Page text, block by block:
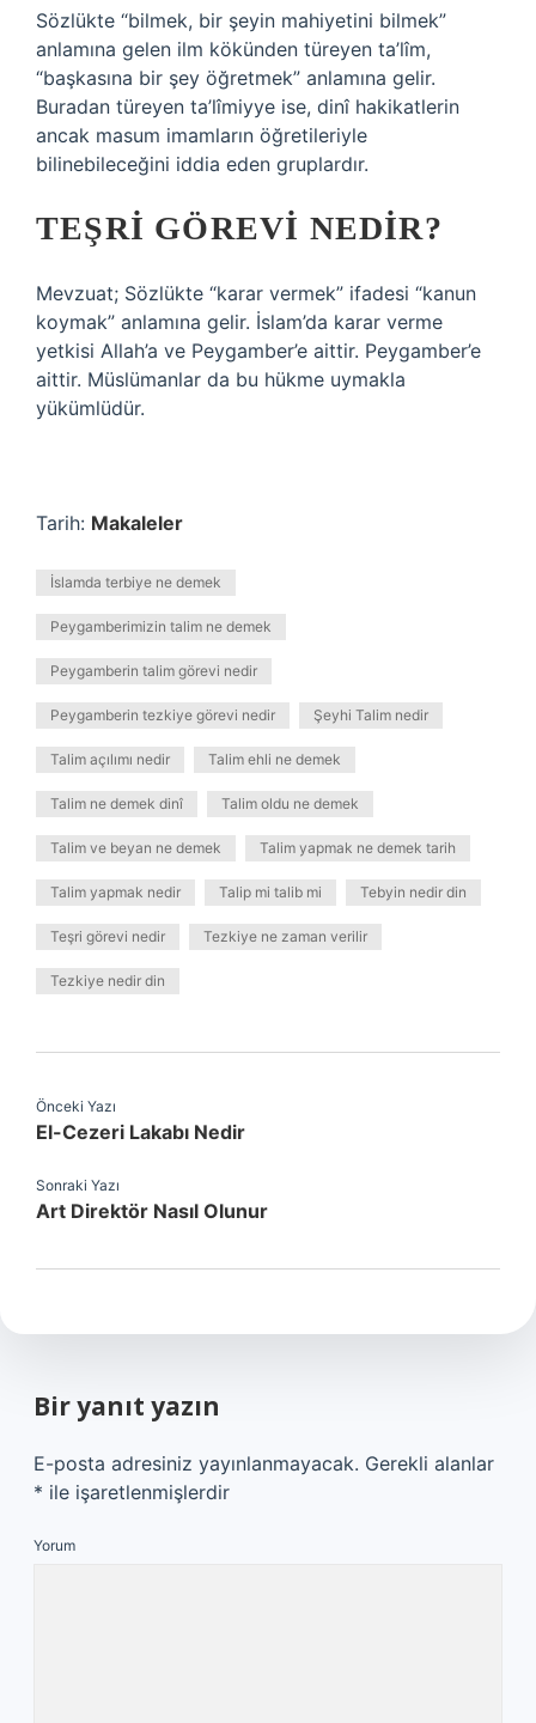
Sözlükte “bilmek, bir şeyin mahiyetini bilmek”
anlamına gelen ilm kökünden türeyen ta’lîm,
“başkasına bir şey öğretmek” anlamına gelir.
Buradan türeyen ta’lîmiyye ise, dinî hakikatlerin
ancak masum imamların öğretileriyle
bilinebileceğini iddia eden gruplardır.
TEŞRI GÖREVI NEDIR?
Mevzuat; Sözlükte “karar vermek” ifadesi “kanun
koymak” anlamına gelir. İslam’da karar verme
yetkisi Allah’a ve Peygamber’e aittir. Peygamber’e
aittir. Müslümanlar da bu hükme uymakla
yükümlüdür.
Tarih: Makaleler
İslamda terbiye ne demek
Peygamberimizin talim ne demek
Peygamberin talim görevi nedir
Peygamberin tezkiye görevi nedir Şeyhi Talim nedir
Talim açılımı nedir Talim ehli ne demek
Talim ne demek dinî Talim oldu ne demek
Talim ve beyan ne demek Talim yapmak ne demek tarih
Talim yapmak nedir Talip mi talib mi Tebyin nedir din
Teşri görevi nedir Tezkiye ne zaman verilir
Tezkiye nedir din
Önceki Yazı
El-Cezeri Lakabı Nedir
Sonraki Yazı
Art Direktör Nasıl Olunur
Bir yanıt yazın
E-posta adresiniz yayınlanmayacak. Gerekli alanlar
* ile işaretlenmişlerdir
Yorum